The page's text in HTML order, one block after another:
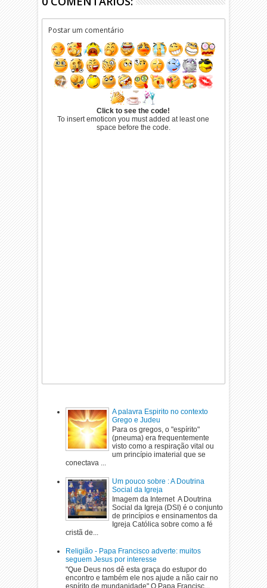
Postar um comentário
Click to see the code!
To insert emoticon you must added at least one
space before the code.
A palavra Espirito no contexto
Grego e Judeu
Para os gregos, o "espírito"
(pneuma) era frequentemente
visto como a respiração vital ou
um princípio imaterial que se
conectava ...
Um pouco sobre : A Doutrina
Social da Igreja
Imagem da Internet A Doutrina
Social da Igreja (DSI) é o conjunto
de princípios e ensinamentos da
Igreja Católica sobre como a fé
cristã de...
Religião - Papa Francisco adverte: muitos
seguem Jesus por interesse
"Que Deus nos dê esta graça do estupor do
encontro e também ele nos ajude a não cair no
espírito de mundanidade" O Papa Francisc...